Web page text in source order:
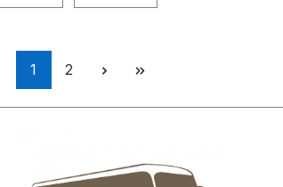
Seite
1 Seite
2